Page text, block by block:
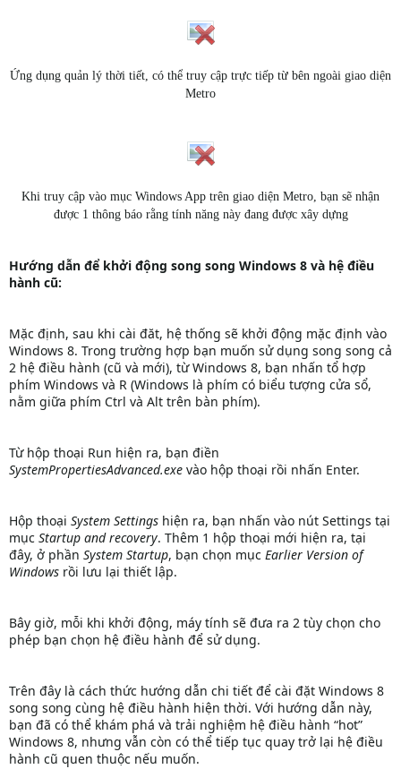
Ứng dụng quản lý thời tiết, có thể truy cập trực tiếp từ bên ngoài giao diện
Metro
Khi truy cập vào mục Windows App trên giao diện Metro, bạn sẽ nhận
được 1 thông báo rằng tính năng này đang được xây dựng
Hướng dẫn để khởi động song song Windows 8 và hệ điều
hành cũ:
Mặc định, sau khi cài đăt, hệ thống sẽ khởi động mặc định vào
Windows 8. Trong trường hợp bạn muốn sử dụng song song cả
2 hệ điều hành (cũ và mới), từ Windows 8, bạn nhấn tổ hợp
phím Windows và R (Windows là phím có biểu tượng cửa sổ,
nằm giữa phím Ctrl và Alt trên bàn phím).
Từ hộp thoại Run hiện ra, bạn điền
SystemPropertiesAdvanced.exe vào hộp thoại rồi nhấn Enter.
Hộp thoại System Settings hiện ra, bạn nhấn vào nút Settings tại
mục Startup and recovery. Thêm 1 hộp thoại mới hiện ra, tại
đây, ở phần System Startup, bạn chọn mục Earlier Version of
Windows rồi lưu lại thiết lập.
Bây giờ, mỗi khi khởi động, máy tính sẽ đưa ra 2 tùy chọn cho
phép bạn chọn hệ điều hành để sử dụng.
Trên đây là cách thức hướng dẫn chi tiết để cài đặt Windows 8
song song cùng hệ điều hành hiện thời. Với hướng dẫn này,
bạn đã có thể khám phá và trải nghiệm hệ điều hành “hot”
Windows 8, nhưng vẫn còn có thể tiếp tục quay trở lại hệ điều
hành cũ quen thuộc nếu muốn.